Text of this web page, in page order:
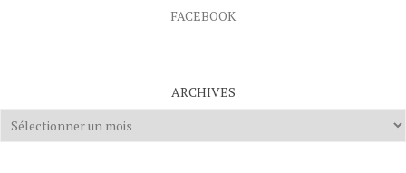
FACEBOOK
ARCHIVES
Archives